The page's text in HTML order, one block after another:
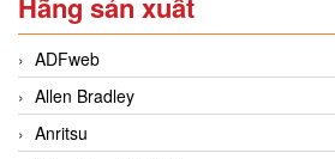
ADFweb
Allen Bradley
Anritsu